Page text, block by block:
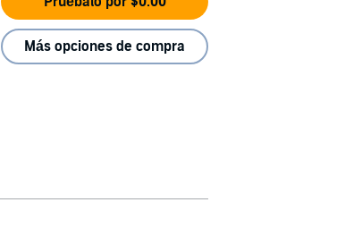
Más opciones de compra